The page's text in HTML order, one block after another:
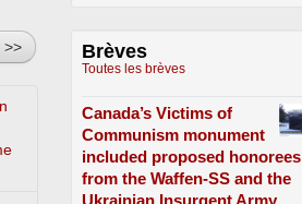
>>
Brèves
Toutes les brèves
Canada’s Victims of
Communism monument
included proposed honorees
from the Waffen-SS and the
Ukrainian Insurgent Army